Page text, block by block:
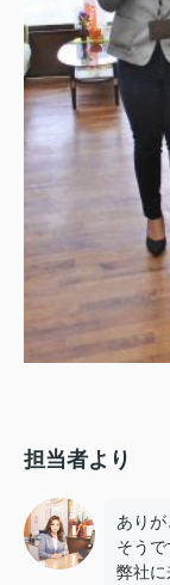
担当者より
ありが
そうで
弊社に